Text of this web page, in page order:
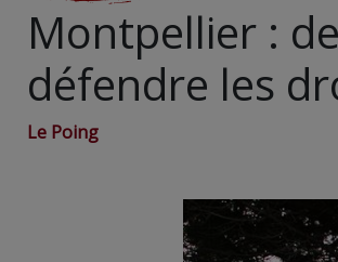
Montpellier :
défendre les
Le Poing